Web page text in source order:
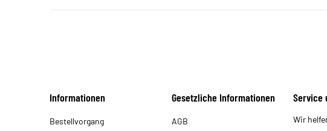
Informationen
Bestellvorgang
Gesetzliche Informationen
AGB
Service
Wir